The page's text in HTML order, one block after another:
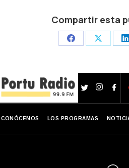
Compartir esta
Share
Facebook
Share
X
CONÓCENOS LOS PROGRAMAS